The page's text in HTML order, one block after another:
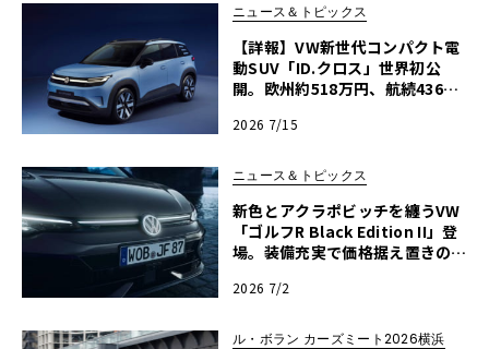
ニュース＆トピックス
【詳報】VW新世代コンパクト電
動SUV「ID.クロス」世界初公
開。欧州約518万円、航続436k
2026 7/15
ニュース＆トピックス
新色とアクラポビッチを纏うVW
「ゴルフR Black Edition II」登
場。装備充実で価格据え置きの5
2026 7/2
ル・ボラン カーズミート2026横浜